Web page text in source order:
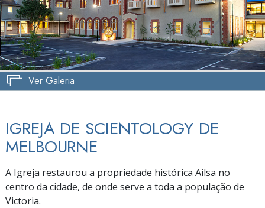
Ver Galeria
IGREJA DE SCIENTOLOGY DE
MELBOURNE
A Igreja restaurou a propriedade histórica Ailsa no
centro da cidade, de onde serve a toda a população de
Victoria.